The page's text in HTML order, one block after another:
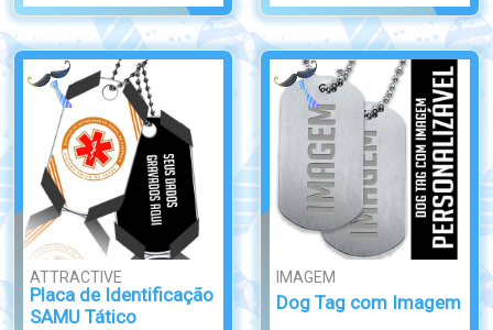
ATTRACTIVE
Placa de Identificação
SAMU Tático
IMAGEM
Dog Tag com Imagem